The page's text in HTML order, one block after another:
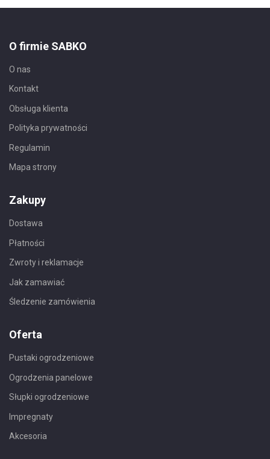
O firmie SABKO
O nas
Kontakt
Obsługa klienta
Polityka prywatności
Regulamin
Mapa strony
Zakupy
Dostawa
Płatności
Zwroty i reklamacje
Jak zamawiać
Śledzenie zamówienia
Oferta
Pustaki ogrodzeniowe
Ogrodzenia panelowe
Słupki ogrodzeniowe
Impregnaty
Akcesoria